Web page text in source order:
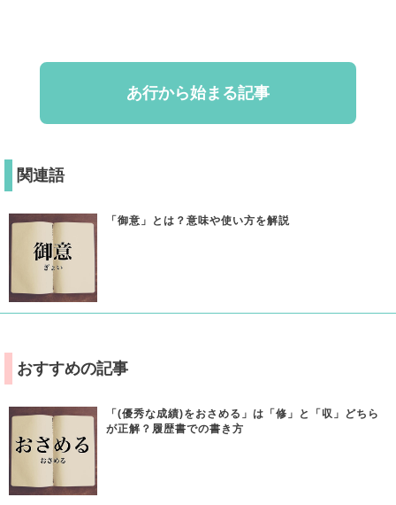
あ行から始まる記事
関連語
「御意」とは？意味や使い方を解説
おすすめの記事
「(優秀な成績)をおさめる」は「修」と「収」どちら
が正解？履歴書での書き方